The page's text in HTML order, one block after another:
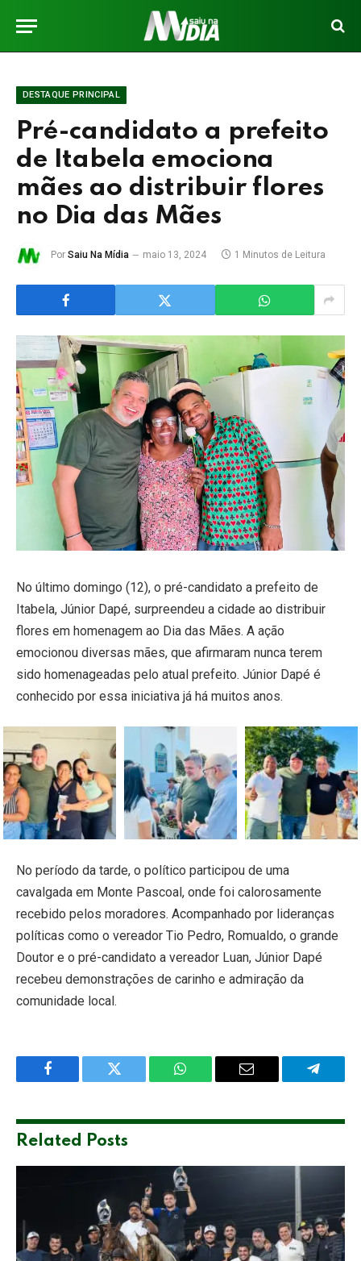
DESTAQUE PRINCIPAL
Pré-candidato a prefeito
de Itabela emociona
mães ao distribuir flores
no Dia das Mães
Por Saiu Na Mídia maio 13, 2024 1 Minutos de Leitura
No último domingo (12), o pré-candidato a prefeito de
Itabela, Júnior Dapé, surpreendeu a cidade ao distribuir
flores em homenagem ao Dia das Mães. A ação
emocionou diversas mães, que afirmaram nunca terem
sido homenageadas pelo atual prefeito. Júnior Dapé é
conhecido por essa iniciativa já há muitos anos.
No período da tarde, o político participou de uma
cavalgada em Monte Pascoal, onde foi calorosamente
recebido pelos moradores. Acompanhado por lideranças
políticas como o vereador Tio Pedro, Romualdo, o grande
Doutor e o pré-candidato a vereador Luan, Júnior Dapé
recebeu demonstrações de carinho e admiração da
comunidade local.
Facebook Twitter WhatsApp Email
Related Posts